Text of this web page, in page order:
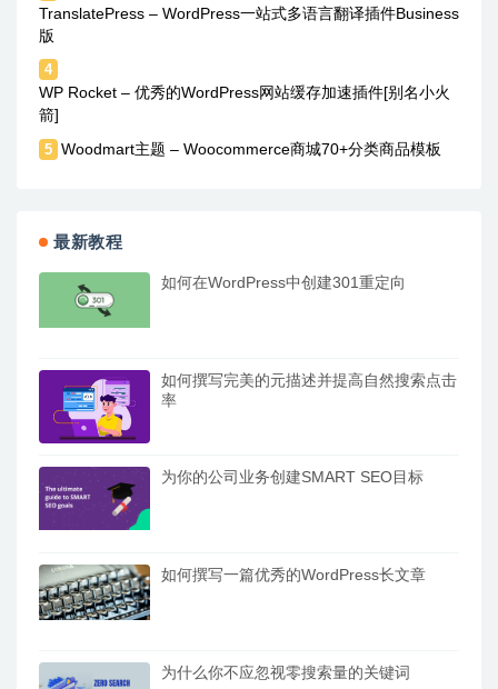
TranslatePress – WordPress一站式多语言翻译插件Business
版
4
WP Rocket – 优秀的WordPress网站缓存加速插件[别名小火
箭]
5 Woodmart主题 – Woocommerce商城70+分类商品模板
最新教程
如何在WordPress中创建301重定向
如何撰写完美的元描述并提高自然搜索点击
率
为你的公司业务创建SMART SEO目标
如何撰写一篇优秀的WordPress长文章
为什么你不应忽视零搜索量的关键词